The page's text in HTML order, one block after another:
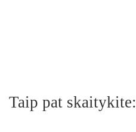
Taip pat skaitykite: